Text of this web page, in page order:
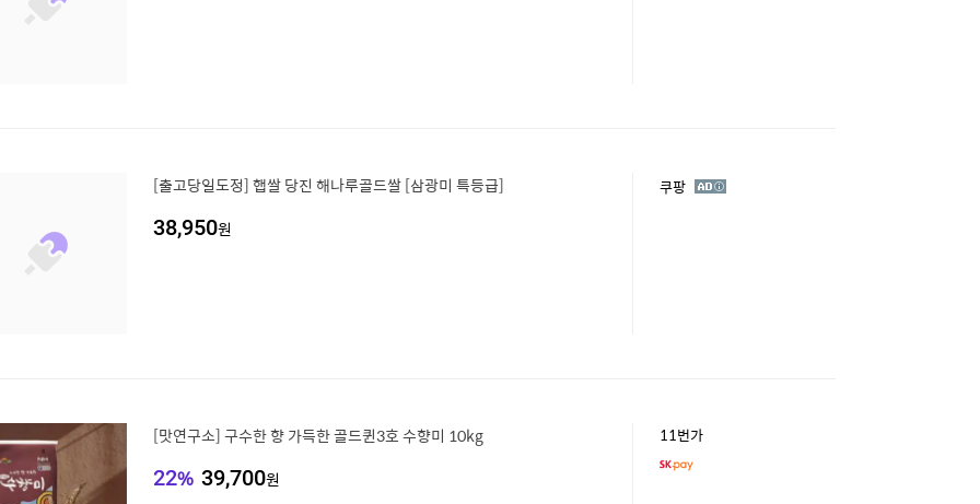
[출고당일도정] 햅쌀 당진 해나루골드쌀 [삼광미 특등급]
38,950원
쿠팡 광
[맛연구소] 구수한 향 가득한 골드퀸3호 수향미 10kg
22% 39,700원
11번가